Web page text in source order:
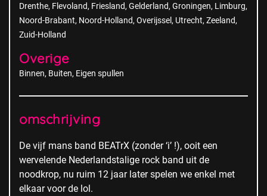
Drenthe Flevoland Friesland Gelderland Groningen Limburg
Noord-Brabant Noord-Holland Overijssel Utrecht Zeeland
Zuid-Holland
Overige
Binnen Buiten Eigen spullen
omschrijving
De vijf mans band BEATrX (zonder ‘i’ !), ooit een
wervelende Nederlandstalige rock band uit de
noodkrop, nu ruim 12 jaar later spelen we enkel met
elkaar voor de lol.